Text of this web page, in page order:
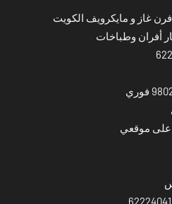
غاز و مايكرويف الكويت
أفران وطباخات
على موقعي